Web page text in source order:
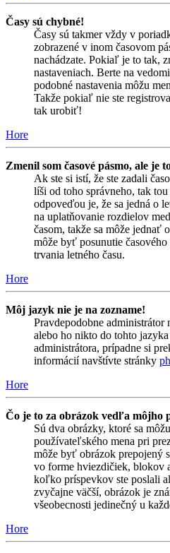
Časy sú chybné!
Časy sú takmer vždy v
zobrazené v inom časovom
nachádzate. Pokiaľ je to tak,
nastaveniach. Berte na
podobné nastavenia môžu
Takže pokiaľ nie ste
tak urobiť!
Hore
Zmenil som časové pásmo, ale je
Ak ste si istí, že ste zadali
líši od toho správneho, tak
odpoveďou je, že sa jedná o
na uplatňovanie rozdielov
časom, takže sa môže jednať
môže byť posunutie
trvania letného času.
Hore
Môj jazyk nie je na zozname!
Pravdepodobne administrátor
alebo ho nikto do tohto
administrátora, prípadne si
informácií navštívte stránky
Hore
Čo je to za obrázok vedľa môjho
Sú dva obrázky, ktoré sa
používateľského mena pri
môže byť obrázok prepojený
vo forme hviezdičiek, blokov
koľko príspevkov ste poslali
zvyčajne väčší, obrázok je
všeobecnosti jedinečný u
Hore